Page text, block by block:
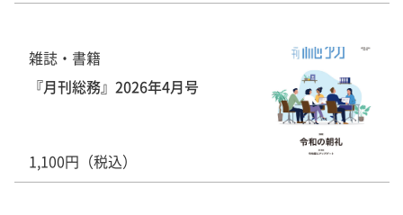
雑誌・書籍
『月刊総務』2026年4月号
1,100円（税込）